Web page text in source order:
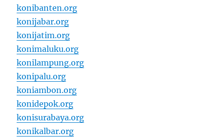
konibanten.org
konijabar.org
konijatim.org
konimaluku.org
konilampung.org
konipalu.org
koniambon.org
konidepok.org
konisurabaya.org
konikalbar.org